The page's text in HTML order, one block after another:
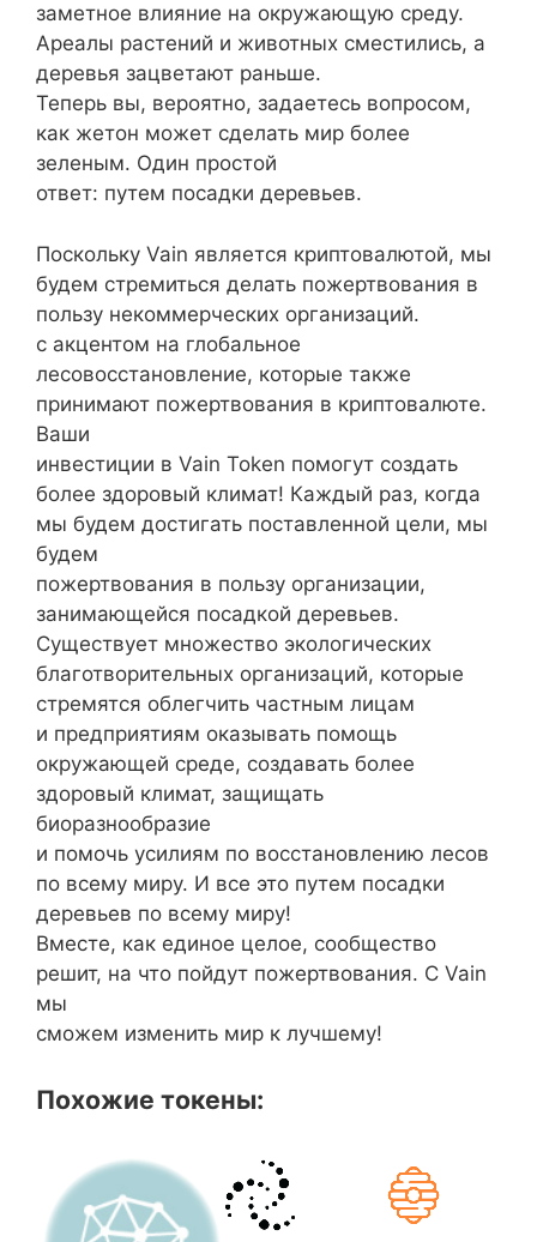
заметное влияние на окружающую среду.
Ареалы растений и животных сместились, а
деревья зацветают раньше.
Теперь вы, вероятно, задаетесь вопросом,
как жетон может сделать мир более
зеленым. Один простой
ответ: путем посадки деревьев.
Поскольку Vain является криптовалютой, мы
будем стремиться делать пожертвования в
пользу некоммерческих организаций.
с акцентом на глобальное
лесовосстановление, которые также
принимают пожертвования в криптовалюте.
Ваши
инвестиции в Vain Token помогут создать
более здоровый климат! Каждый раз, когда
мы будем достигать поставленной цели, мы
будем
пожертвования в пользу организации,
занимающейся посадкой деревьев.
Существует множество экологических
благотворительных организаций, которые
стремятся облегчить частным лицам
и предприятиям оказывать помощь
окружающей среде, создавать более
здоровый климат, защищать
биоразнообразие
и помочь усилиям по восстановлению лесов
по всему миру. И все это путем посадки
деревьев по всему миру!
Вместе, как единое целое, сообщество
решит, на что пойдут пожертвования. С Vain
мы
сможем изменить мир к лучшему!
Похожие токены: